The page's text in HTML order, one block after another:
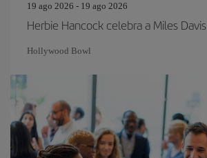
19 ago 2026 - 19 ago 2026
Herbie Hancock celebra a Miles Davis
Hollywood Bowl